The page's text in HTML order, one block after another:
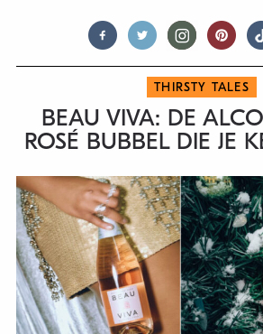
THIRSTY TALES
BEAU VIVA: DE
ROSÉ BUBBEL DIE JE